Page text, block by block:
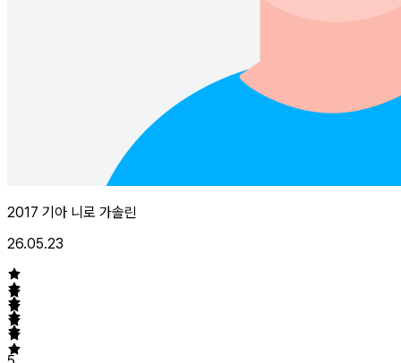
2017 기아 니로 가솔린
26.05.23